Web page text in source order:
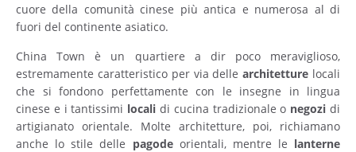
cuore della comunità cinese più antica e numerosa al di
fuori del continente asiatico.
China Town è un quartiere a dir poco meraviglioso,
estremamente caratteristico per via dellearchitetture locali
che si fondono perfettamente con le insegne in lingua
cinese e i tantissimi locali di cucina tradizionale o negozi di
artigianato orientale. Molte architetture, poi, richiamano
anche lo stile delle pagodeorientali, mentre le lanterne